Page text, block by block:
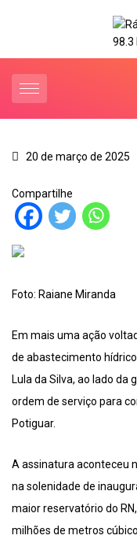
20 de março de 2025
Compartilhe
Foto: Raiane Miranda
Em mais uma ação
de abastecimento
Lula da Silva, ao lado da
ordem de serviço para
Potiguar.
A assinatura aconteceu
na solenidade de
maior reservatório do
milhões de metros